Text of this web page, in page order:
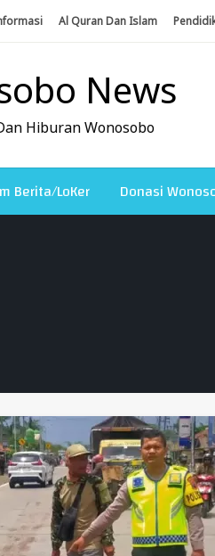
Al Quran Dan Islam
News
Hiburan Wonosobo
Berita/LoKer Donasi